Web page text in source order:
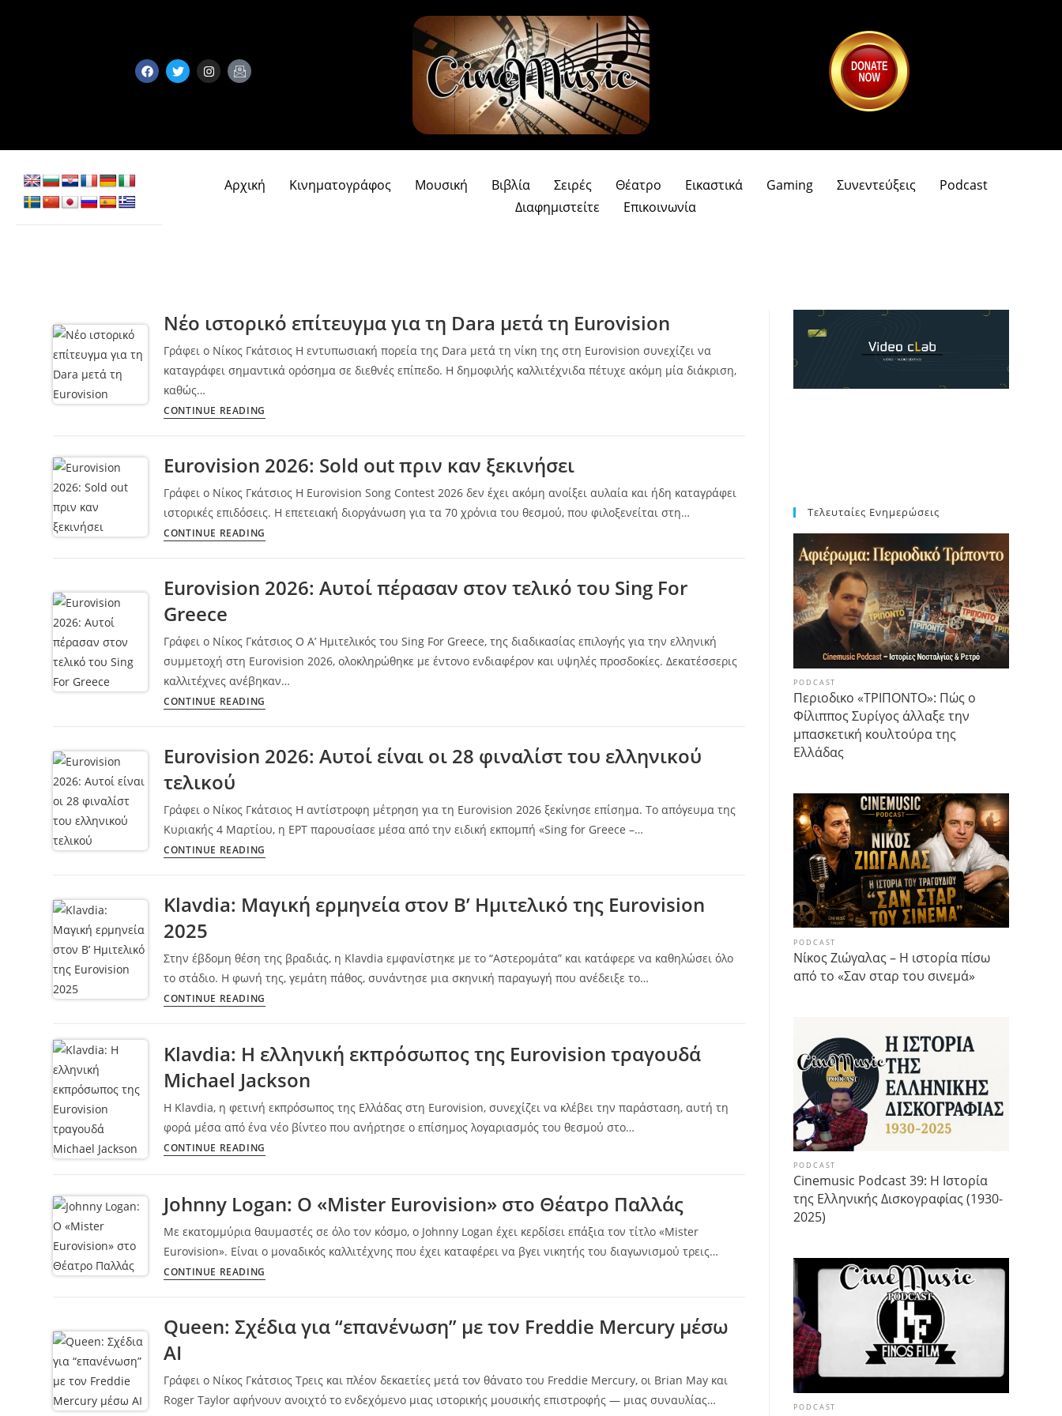
Αρχική Κινηματογράφος Μουσική Βιβλία Σειρές Θέατρο Εικαστικά Gaming Συνεντεύξεις
Podcast
Διαφημιστείτε
Επικοινωνία
Νέο ιστορικό επίτευγμα για τη Dara μετά τη Eurovision
Γράφει ο Νίκος Γκάτσιος Η εντυπωσιακή πορεία της Dara μετά τη νίκη της στη Eurovision συνεχίζει να
καταγράφει σημαντικά ορόσημα σε διεθνές επίπεδο. Η δημοφιλής καλλιτέχνιδα πέτυχε ακόμη μία διάκριση,
καθώς…
CONTINUE READING
Eurovision 2026: Sold out πριν καν ξεκινήσει
Γράφει ο Νίκος Γκάτσιος Η Eurovision Song Contest 2026 δεν έχει ακόμη ανοίξει αυλαία και ήδη καταγράφει
ιστορικές επιδόσεις. Η επετειακή διοργάνωση για τα 70 χρόνια του θεσμού, που φιλοξενείται στη…
CONTINUE READING
Eurovision 2026: Αυτοί πέρασαν στον τελικό του Sing For
Greece
Γράφει ο Νίκος Γκάτσιος Ο Α’ Ημιτελικός του Sing For Greece, της διαδικασίας επιλογής για την ελληνική
συμμετοχή στη Eurovision 2026, ολοκληρώθηκε με έντονο ενδιαφέρον και υψηλές προσδοκίες. Δεκατέσσερις
καλλιτέχνες ανέβηκαν…
CONTINUE READING
Eurovision 2026: Αυτοί είναι οι 28 φιναλίστ του ελληνικού
τελικού
Γράφει ο Νίκος Γκάτσιος Η αντίστροφη μέτρηση για τη Eurovision 2026 ξεκίνησε επίσημα. Το απόγευμα της
Κυριακής 4 Μαρτίου, η ΕΡΤ παρουσίασε μέσα από την ειδική εκπομπή «Sing for Greece –…
CONTINUE READING
Klavdia: Μαγική ερμηνεία στον Β’ Ημιτελικό της Eurovision
2025
Στην έβδομη θέση της βραδιάς, η Klavdia εμφανίστηκε με το “Αστερομάτα” και κατάφερε να καθηλώσει όλο
το στάδιο. Η φωνή της, γεμάτη πάθος, συνάντησε μια σκηνική παραγωγή που ανέδειξε το…
CONTINUE READING
Klavdia: Η ελληνική εκπρόσωπος της Eurovision τραγουδά
Michael Jackson
Η Klavdia, η φετινή εκπρόσωπος της Ελλάδας στη Eurovision, συνεχίζει να κλέβει την παράσταση, αυτή τη
φορά μέσα από ένα νέο βίντεο που ανήρτησε ο επίσημος λογαριασμός του θεσμού στο…
CONTINUE READING
Johnny Logan: Ο «Mister Eurovision» στο Θέατρο Παλλάς
Με εκατομμύρια θαυμαστές σε όλο τον κόσμο, ο Johnny Logan έχει κερδίσει επάξια τον τίτλο «Mister
Eurovision». Είναι ο μοναδικός καλλιτέχνης που έχει καταφέρει να βγει νικητής του διαγωνισμού τρεις…
CONTINUE READING
Queen: Σχέδια για “επανένωση” με τον Freddie Mercury μέσω
AI
Γράφει ο Νίκος Γκάτσιος Τρεις και πλέον δεκαετίες μετά τον θάνατο του Freddie Mercury, οι Brian May και
Roger Taylor αφήνουν ανοιχτό το ενδεχόμενο μιας ιστορικής μουσικής επιστροφής — μιας συναυλίας…
Τελευταίες Ενημερώσεις
PODCAST
Περιοδικο «ΤΡΙΠΟΝΤΟ»: Πώς ο
Φίλιππος Συρίγος άλλαξε την
μπασκετική κουλτούρα της
Ελλάδας
PODCAST
Νίκος Ζιώγαλας – Η ιστορία πίσω
από το «Σαν σταρ του σινεμά»
PODCAST
Cinemusic Podcast 39: Η Ιστορία
της Ελληνικής Δισκογραφίας (1930-
2025)
PODCAST